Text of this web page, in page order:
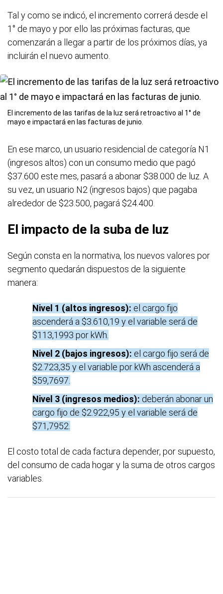
Tal y como se indicó, el incremento correrá desde el
1° de mayo y por ello las próximas facturas, que
comenzarán a llegar a partir de los próximos días, ya
incluirán el nuevo aumento.
El incremento de las tarifas de la luz será retroactivo al 1° de
mayo e impactará en las facturas de junio.
En ese marco, un usuario residencial de categoría N1
(ingresos altos) con un consumo medio que pagó
$37.600 este mes, pasará a abonar $38.000 de luz. A
su vez, un usuario N2 (ingresos bajos) que pagaba
alrededor de $23.500, pagará $24.400.
El impacto de la suba de luz
Según consta en la normativa, los nuevos valores por
segmento quedarán dispuestos de la siguiente
manera:
Nivel 1 (altos ingresos): el cargo fijo
ascenderá a $3.610,19 y el variable será de
$113,1993 por kWh.
Nivel 2 (bajos ingresos): el cargo fijo será de
$2.723,35 y el variable por kWh ascenderá a
$59,7697.
Nivel 3 (ingresos medios): deberán abonar un
cargo fijo de $2.922,95 y el variable será de
$71,7952.
El costo total de cada factura depender, por supuesto,
del consumo de cada hogar y la suma de otros cargos
variables.